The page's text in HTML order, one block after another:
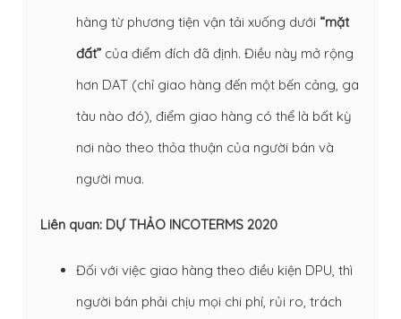
hàng từ phương tiện vận tải xuống dưới “mặt
đất” của điểm đích đã định. Điều này mở rộng
hơn DAT (chỉ giao hàng đến một bến cảng, ga
tàu nào đó), điểm giao hàng có thể là bất kỳ
nơi nào theo thỏa thuận của người bán và
người mua.
Liên quan: DỰ THẢO INCOTERMS 2020
Đối với việc giao hàng theo điều kiện DPU, thì
người bán phải chịu mọi chi phí, rủi ro, trách